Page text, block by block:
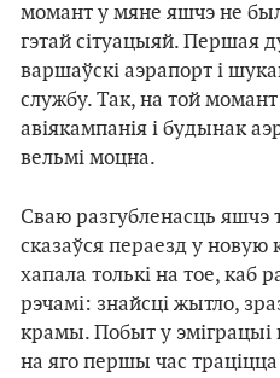
момант у мяне яшчэ не
гэтай сітуацыяй. Першая
варшаўскі аэрапорт і
службу. Так, на той
авіякампанія і будынак
вельмі моцна.
Сваю разгубленасць яшчэ
сказаўся пераезд у новую
хапала толькі на тое, каб
рэчамі: знайсці жытло,
крамы. Побыт у эміграцыі
на яго першы час